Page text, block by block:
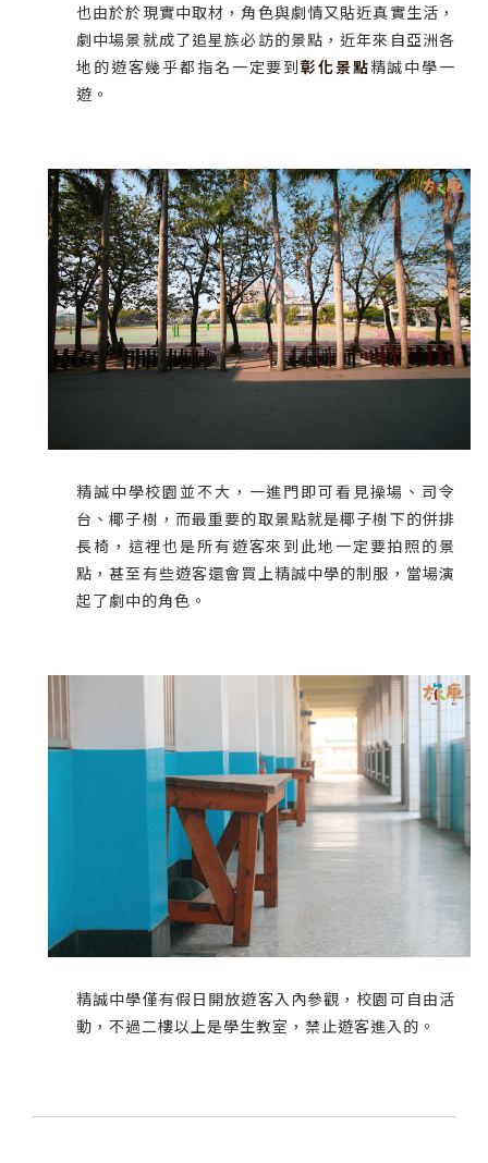
也由於於現實中取材，角色與劇情又貼近真實生活，
劇中場景就成了追星族必訪的景點，近年來自亞洲各
地的遊客幾乎都指名一定要到彰化景點精誠中學一
遊。
精誠中學校園並不大，一進門即可看見操場、司令
台、椰子樹，而最重要的取景點就是椰子樹下的併排
長椅，這裡也是所有遊客來到此地一定要拍照的景
點，甚至有些遊客還會買上精誠中學的制服，當場演
起了劇中的角色。
精誠中學僅有假日開放遊客入內參觀，校園可自由活
動，不過二樓以上是學生教室，禁止遊客進入的。